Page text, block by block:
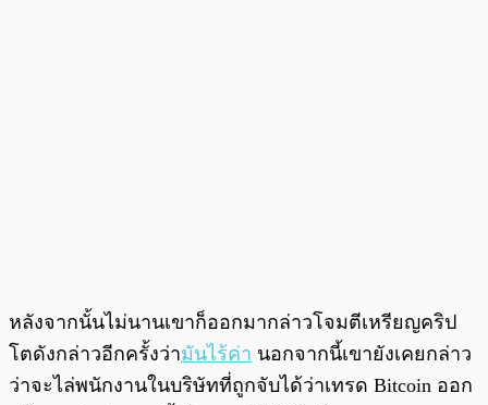
หลังจากนั้นไม่นานเขาก็ออกมากล่าวโจมตีเหรียญคริป
โตดังกล่าวอีกครั้งว่ามันไร้ค่า นอกจากนี้เขายังเคยกล่าว
ว่าจะไล่พนักงานในบริษัทที่ถูกจับได้ว่าเทรด Bitcoin ออก